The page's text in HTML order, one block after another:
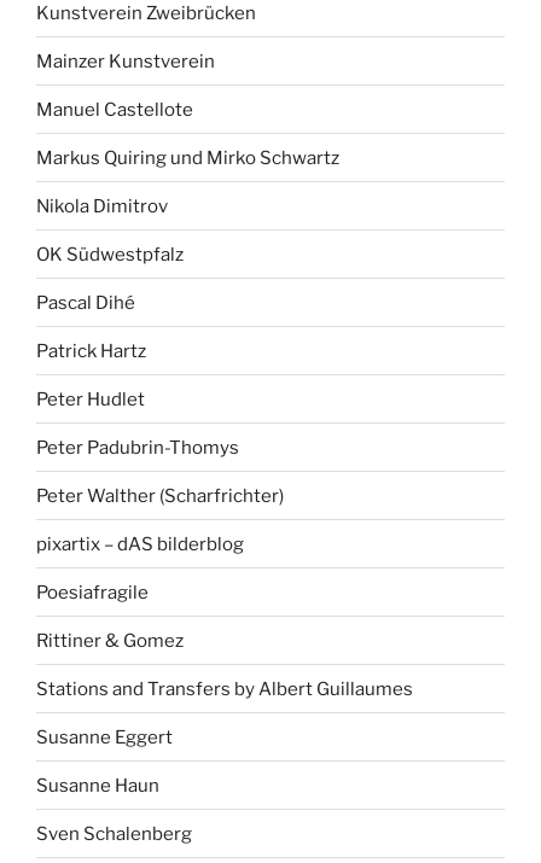
Kunstverein Zweibrücken
Mainzer Kunstverein
Manuel Castellote
Markus Quiring und Mirko Schwartz
Nikola Dimitrov
OK Südwestpfalz
Pascal Dihé
Patrick Hartz
Peter Hudlet
Peter Padubrin-Thomys
Peter Walther (Scharfrichter)
pixartix – dAS bilderblog
Poesiafragile
Rittiner & Gomez
Stations and Transfers by Albert Guillaumes
Susanne Eggert
Susanne Haun
Sven Schalenberg